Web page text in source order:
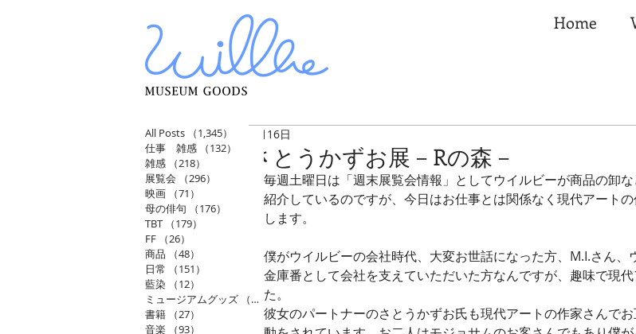
Home
さとうかずお展－Rの森－
5月16日
毎週土曜日は「週末展覧会情報」としてウイルビーが商品の卸
紹介しているのですが、今日はお仕事とは関係なく現代アート
します。
僕がウイルビーの会社時代、大変お世話になった方、M.I.さん、
金庫番として会社を支えていただいた方なんですが、趣味で現
た。
彼女のパートナーのさとうかずお氏も現代アートの作家さんで
All Posts （1,345）
1,345件の記事
仕事 雑感
（132）
132件の記事
雑感
（218）
展覧会
（296）
296件の記事
映画
（71）
母の俳句
（176）
176件の記事
TBT
（179）
FF
（26）
商品
（48）
日常
（151）
藍染
（12）
ミュージアムグッズ
（114）
114件の記事
書籍
（27）
音楽
（93）